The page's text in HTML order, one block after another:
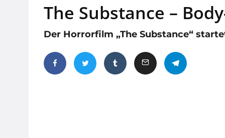
The Substance –
Der Horrorfilm „The Substance“